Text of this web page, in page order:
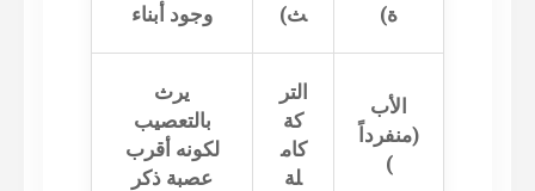
ث)
وجود أبناء
الأب
(منفرداً
التر
كام
يرث
بالتعصيب
لكونه أقرب
عصبة ذكر